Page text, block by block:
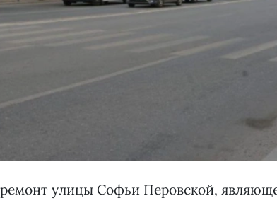
улицы Софьи Перовской,